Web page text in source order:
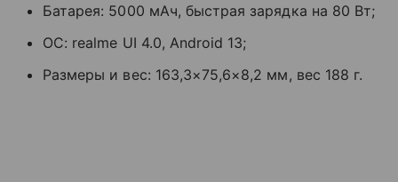
Батарея: 5000 мАч, быстрая зарядка на 80 Вт;
ОС: realme UI 4.0, Android 13;
Размеры и вес: 163,3×75,6×8,2 мм, вес 188 г.